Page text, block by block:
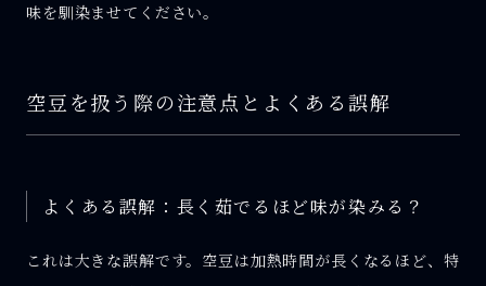
味を馴染ませてください。
空豆を扱う際の注意点とよくある誤解
よくある誤解：長く茹でるほど味が染みる？
これは大きな誤解です。空豆は加熱時間が長くなるほど、特